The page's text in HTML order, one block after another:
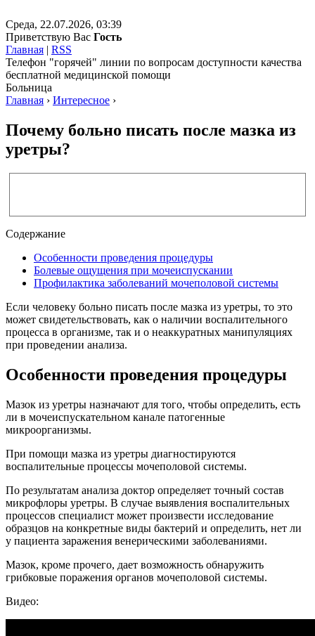
Среда, 22.07.2026, 03:39
Приветствую Вас Гость
Главная | RSS
Телефон "горячей" линии по вопросам доступности качества
бесплатной медицинской помощи
Больница
Главная › Интересное ›
Почему больно писать после мазка из
уретры?
Содержание
Особенности проведения процедуры
Болевые ощущения при мочеиспускании
Профилактика заболеваний мочеполовой системы
Если человеку больно писать после мазка из уретры, то это
может свидетельствовать, как о наличии воспалительного
процесса в организме, так и о неаккуратных манипуляциях
при проведении анализа.
Особенности проведения процедуры
Мазок из уретры назначают для того, чтобы определить, есть
ли в мочеиспускательном канале патогенные
микроорганизмы.
При помощи мазка из уретры диагностируются
воспалительные процессы мочеполовой системы.
По результатам анализа доктор определяет точный состав
микрофлоры уретры. В случае выявления воспалительных
процессов специалист может произвести исследование
образцов на конкретные виды бактерий и определить, нет ли
у пациента заражения венерическими заболеваниями.
Мазок, кроме прочего, дает возможность обнаружить
грибковые поражения органов мочеполовой системы.
Видео: